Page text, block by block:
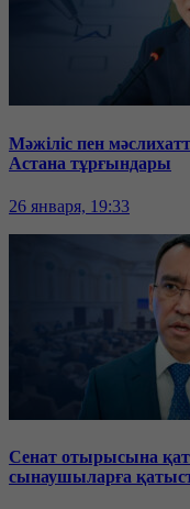
Мәжіліс пен
Астана тұрғындары
26 января, 19:33
Сенат отырысына
сынаушыларға